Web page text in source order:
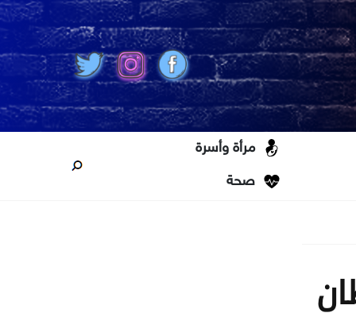
مرأة وأسرة
صحة